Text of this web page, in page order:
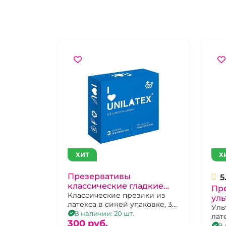
ХИТ
Презервативы
классические гладкие
"Unilatex" Natural Plain 3
шт
Классические презики из
латекса в синей упаковке, 3
шт.В наличии: 20 шт.
300 pуб.